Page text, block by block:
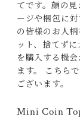
てです。顔の
ージや梱包に
の皆様のお人
ット、捨てず
を購入する機
ます。 こちら
ございます。
Mini Coin